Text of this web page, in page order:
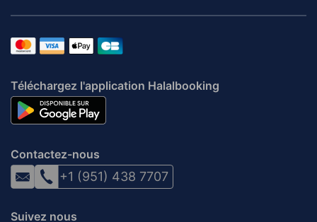
Téléchargez l'application Halalbooking
Contactez-nous
+1 (951) 438 7707
Suivez nous